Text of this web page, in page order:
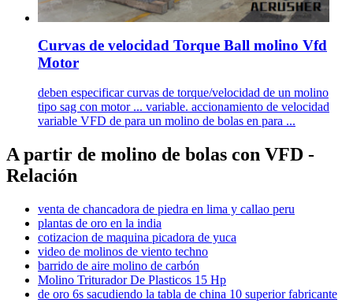
Curvas de velocidad Torque Ball molino Vfd
Motor
deben especificar curvas de torque/velocidad de un molino
tipo sag con motor ... variable. accionamiento de velocidad
variable VFD de para un molino de bolas en para ...
A partir de molino de bolas con VFD -
Relación
venta de chancadora de piedra en lima y callao peru
plantas de oro en la india
cotizacion de maquina picadora de yuca
video de molinos de viento techno
barrido de aire molino de carbón
Molino Triturador De Plasticos 15 Hp
de oro 6s sacudiendo la tabla de china 10 superior fabricante